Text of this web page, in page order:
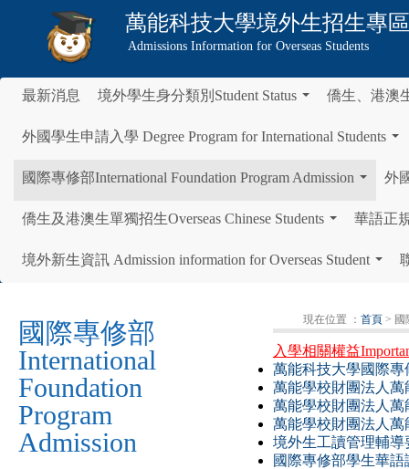
萬能科技大學境外生招生專
Admissions Information for Overseas Students
最新消息 境外學生身分類別Student Status 僑生、港澳
外國學生申請入學 Degree Program for International Students
國際專修部International Foundation Program Admission
外
僑生及港澳生單獨招生Overseas Chinese Students 華語正
境外新生資訊 Admission information for Overseas Student
國際專修部
International
Foundation
Program
Admission
現在位置 ： 首頁 > 國
入學相關權益
萬能科技大學國際專
萬能學校財團法人萬
萬能學校財團法人
萬能學校財團法人
境外生工讀管理輔導
國際專修部學生華